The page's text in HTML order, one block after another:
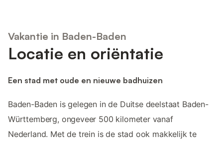
Vakantie in Baden-Baden
Locatie en oriëntatie
Een stad met oude en nieuwe badhuizen
Baden-Baden is gelegen in de Duitse deelstaat Baden-
Württemberg, ongeveer 500 kilometer vanaf
Nederland. Met de trein is de stad ook makkelijk te